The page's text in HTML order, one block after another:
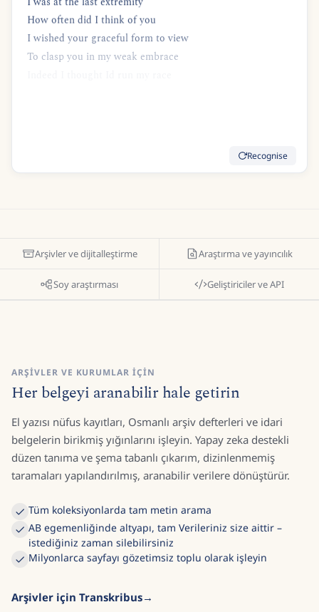
How often did I think of you
I wished your graceful form to view
To clasp you in my weak embrace
Recognise
Arşivler ve dijitalleştirme Araştırma ve yayıncılık
Soy araştırması Geliştiriciler ve API
ARŞIVLER VE KURUMLAR IÇIN
Her belgeyi aranabilir hale getirin
El yazısı nüfus kayıtları, Osmanlı arşiv defterleri ve idari
belgelerin birikmiş yığınlarını işleyin. Yapay zeka destekli
düzen tanıma ve şema tabanlı çıkarım, dizinlenmemiş
taramaları yapılandırılmış, aranabilir verilere dönüştürür.
Tüm koleksiyonlarda tam metin arama
AB egemenliğinde altyapı, tam Verileriniz size aittir –
istediğiniz zaman silebilirsiniz
Milyonlarca sayfayı gözetimsiz toplu olarak işleyin
Arşivler için Transkribus